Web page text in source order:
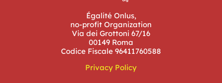
Égalité Onlus,
no-profit Organization
Via dei Grottoni 67/16
00149 Roma
Codice Fiscale 96411760588
Privacy Policy